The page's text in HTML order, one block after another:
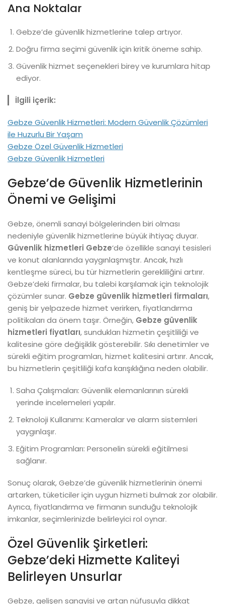
Ana Noktalar
Gebze’de güvenlik hizmetlerine talep artıyor.
Doğru firma seçimi güvenlik için kritik öneme sahip.
Güvenlik hizmet seçenekleri birey ve kurumlara hitap
ediyor.
İlgili içerik:
Gebze Güvenlik Hizmetleri: Modern Güvenlik Çözümleri
ile Huzurlu Bir Yaşam
Gebze Özel Güvenlik Hizmetleri
Gebze Güvenlik Hizmetleri
Gebze’de Güvenlik Hizmetlerinin
Önemi ve Gelişimi
Gebze, önemli sanayi bölgelerinden biri olması
nedeniyle güvenlik hizmetlerine büyük ihtiyaç duyar.
Güvenlik hizmetleri Gebze‘de özellikle sanayi tesisleri
ve konut alanlarında yaygınlaşmıştır. Ancak, hızlı
kentleşme süreci, bu tür hizmetlerin gerekliliğini artırır.
Gebze’deki firmalar, bu talebi karşılamak için teknolojik
çözümler sunar. Gebze güvenlik hizmetleri firmaları,
geniş bir yelpazede hizmet verirken, fiyatlandırma
politikaları da önem taşır. Örneğin, Gebze güvenlik
hizmetleri fiyatları, sundukları hizmetin çeşitliliği ve
kalitesine göre değişiklik gösterebilir. Sıkı denetimler ve
sürekli eğitim programları, hizmet kalitesini artırır. Ancak,
bu hizmetlerin çeşitliliği kafa karışıklığına neden olabilir.
Saha Çalışmaları: Güvenlik elemanlarının sürekli
yerinde incelemeleri yapılır.
Teknoloji Kullanımı: Kameralar ve alarm sistemleri
yaygınlaşır.
Eğitim Programları: Personelin sürekli eğitilmesi
sağlanır.
Sonuç olarak, Gebze’de güvenlik hizmetlerinin önemi
artarken, tüketiciler için uygun hizmeti bulmak zor olabilir.
Ayrıca, fiyatlandırma ve firmanın sunduğu teknolojik
imkanlar, seçimlerinizde belirleyici rol oynar.
Özel Güvenlik Şirketleri:
Gebze’deki Hizmette Kaliteyi
Belirleyen Unsurlar
Gebze, gelişen sanayisi ve artan nüfusuyla dikkat